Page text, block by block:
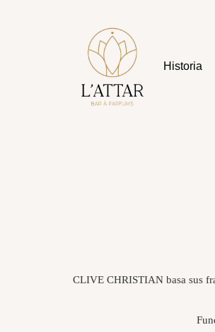
Historia
CLIVE CHRISTIAN basa sus